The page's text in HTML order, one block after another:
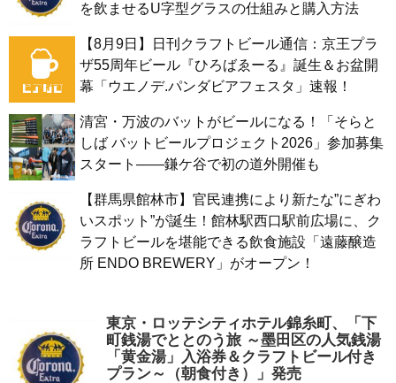
を飲ませるU字型グラスの仕組みと購入方法
【8月9日】日刊クラフトビール通信：京王プラ
ザ55周年ビール『ひろばゑーる』誕生＆お盆開
幕「ウエノデ.パンダビアフェスタ」速報！
清宮・万波のバットがビールになる！「そらと
しば バットビールプロジェクト2026」参加募集
スタート——鎌ケ谷で初の道外開催も
【群馬県館林市】官民連携により新たな”にぎわ
いスポット”が誕生！館林駅西口駅前広場に、ク
ラフトビールを堪能できる飲食施設「遠藤醸造
所 ENDO BREWERY」がオープン！
東京・ロッテシティホテル錦糸町、「下
町銭湯でととのう旅 ～墨田区の人気銭湯
「黄金湯」入浴券＆クラフトビール付き
プラン～（朝食付き）」発売